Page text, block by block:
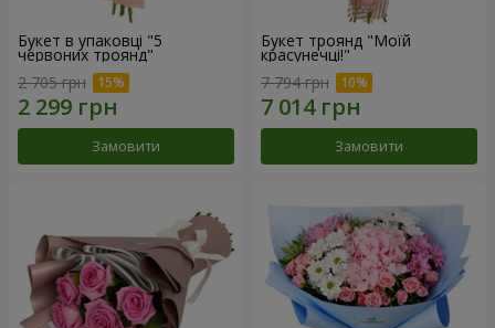
Букет в упаковці "5
червоних троянд"
2 705 грн
Замовити
Букет троянд "Моїй
красунечці!"
7 794 грн
Замовити